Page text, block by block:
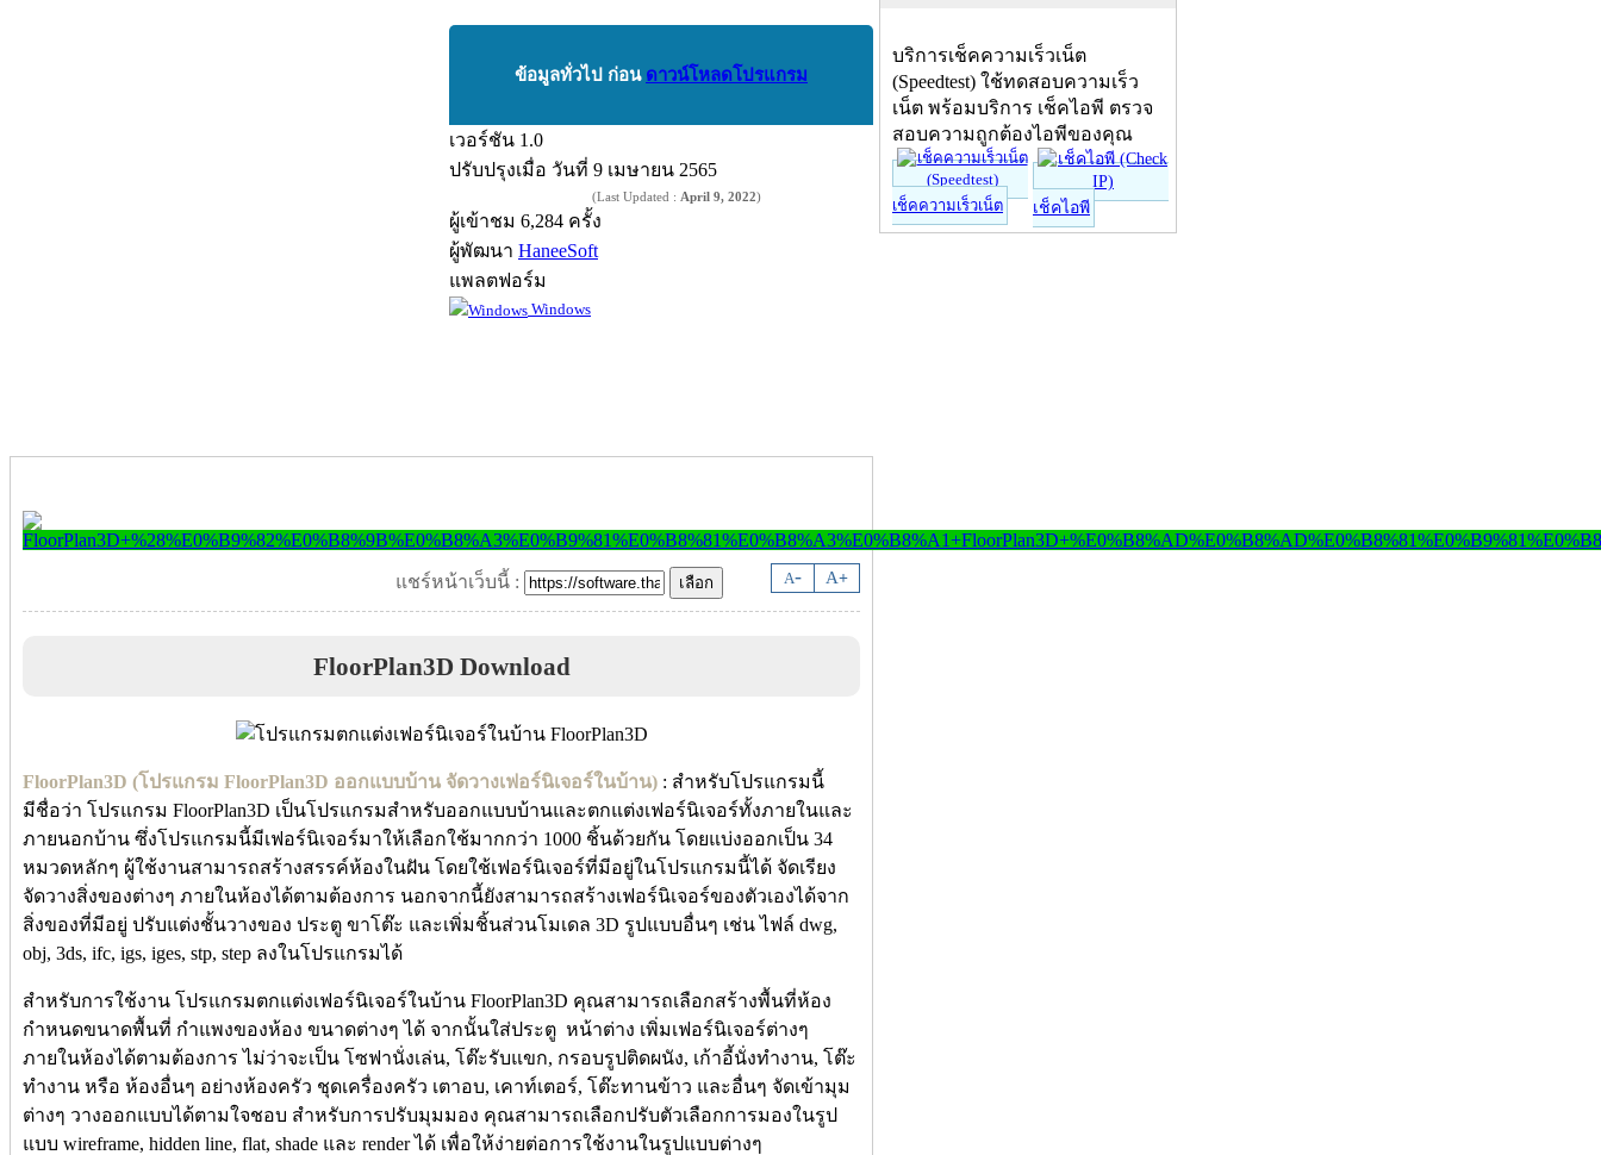
ข้อมูลทั่วไป ก่อน ดาวน์โหลดโปรแกรม
เวอร์ชัน 1.0
ปรับปรุงเมื่อ วันที่ 9 เมษายน 2565
(Last Updated : April 9, 2022)
ผู้เข้าชม 6,284 ครั้ง
ผู้พัฒนา HaneeSoft
แพลตฟอร์ม
Windows
A- A+
แชร์หน้าเว็บนี้ :
FloorPlan3D Download
FloorPlan3D (โปรแกรม FloorPlan3D ออกแบบบ้าน จัดวางเฟอร์นิเจอร์ในบ้าน) : สำหรับโปรแกรมนี้
มีชื่อว่า โปรแกรม FloorPlan3D เป็นโปรแกรมสำหรับออกแบบบ้านและตกแต่งเฟอร์นิเจอร์ทั้งภายในและ
ภายนอกบ้าน ซึ่งโปรแกรมนี้มีเฟอร์นิเจอร์มาให้เลือกใช้มากกว่า 1000 ชิ้นด้วยกัน โดยแบ่งออกเป็น 34
หมวดหลักๆ ผู้ใช้งานสามารถสร้างสรรค์ห้องในฝัน โดยใช้เฟอร์นิเจอร์ที่มีอยู่ในโปรแกรมนี้ได้ จัดเรียง
จัดวางสิ่งของต่างๆ ภายในห้องได้ตามต้องการ นอกจากนี้ยังสามารถสร้างเฟอร์นิเจอร์ของตัวเองได้จาก
สิ่งของที่มีอยู่ ปรับแต่งชั้นวางของ ประตู ขาโต๊ะ และเพิ่มชิ้นส่วนโมเดล 3D รูปแบบอื่นๆ เช่น ไฟล์ dwg,
obj, 3ds, ifc, igs, iges, stp, step ลงในโปรแกรมได้
สำหรับการใช้งาน โปรแกรมตกแต่งเฟอร์นิเจอร์ในบ้าน FloorPlan3D คุณสามารถเลือกสร้างพื้นที่ห้อง
กำหนดขนาดพื้นที่ กำแพงของห้อง ขนาดต่างๆ ได้ จากนั้นใส่ประตู หน้าต่าง เพิ่มเฟอร์นิเจอร์ต่างๆ
ภายในห้องได้ตามต้องการ ไม่ว่าจะเป็น โซฟานั่งเล่น, โต๊ะรับแขก, กรอบรูปติดผนัง, เก้าอี้นั่งทำงาน, โต๊ะ
ทำงาน หรือ ห้องอื่นๆ อย่างห้องครัว ชุดเครื่องครัว เตาอบ, เคาท์เตอร์, โต๊ะทานข้าว และอื่นๆ จัดเข้ามุม
ต่างๆ วางออกแบบได้ตามใจชอบ สำหรับการปรับมุมมอง คุณสามารถเลือกปรับตัวเลือกการมองในรูป
แบบ wireframe, hidden line, flat, shade และ render ได้ เพื่อให้ง่ายต่อการใช้งานในรูปแบบต่างๆ
บริการเช็คความเร็วเน็ต
(Speedtest) ใช้ทดสอบความเร็ว
เน็ต พร้อมบริการ เช็คไอพี ตรวจ
สอบความถูกต้องไอพีของคุณ
เช็คความเร็วเน็ต เช็คไอพี